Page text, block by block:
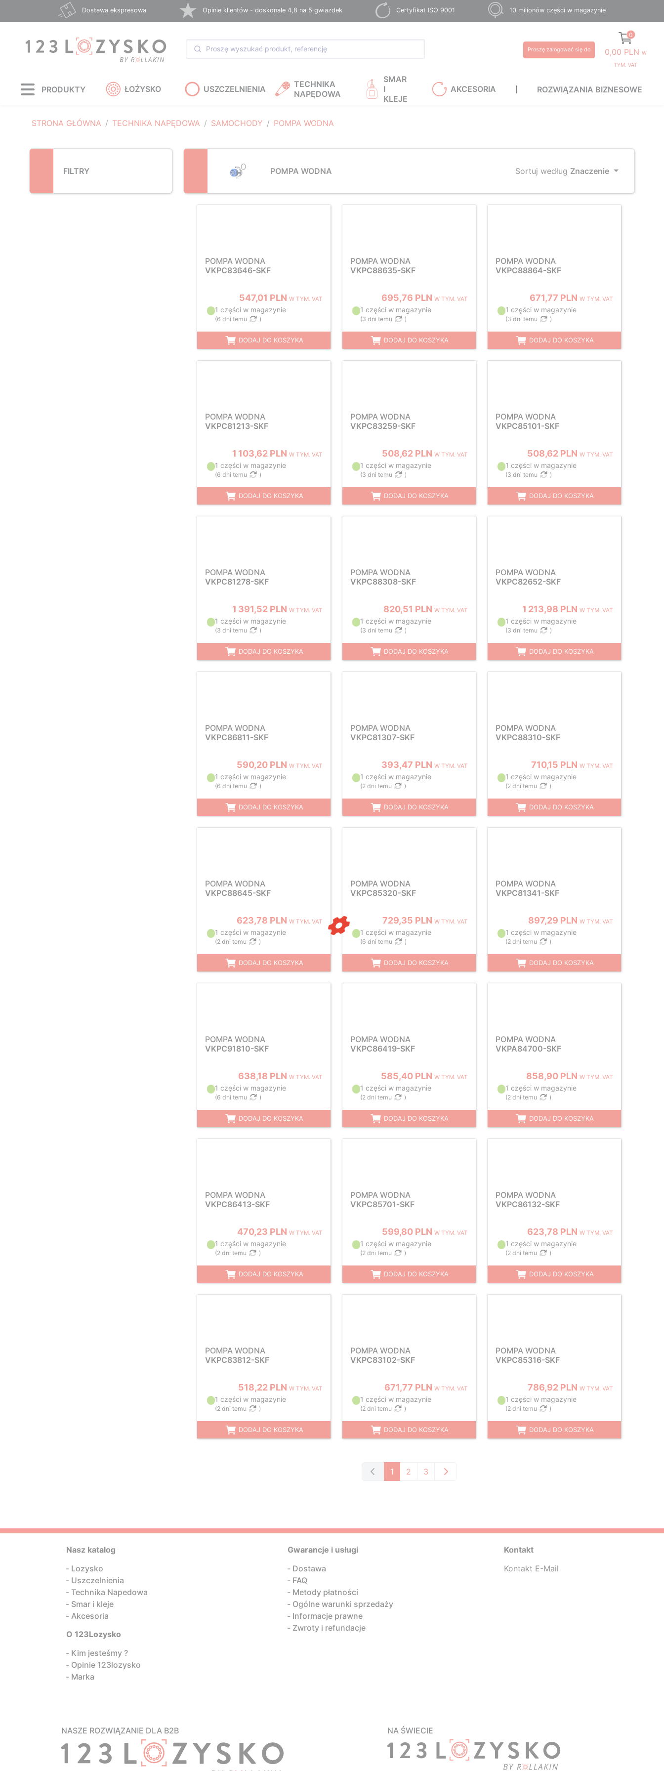
Dostawa ekspresowa Opinie klientów - doskonałe 4,8 na 5 gwiazdek Certyfikat ISO 9001 10 milionów części w magazynie
Proszę zalogować się do
0
0,00 PLN W
TYM. VAT
PRODUKTY ŁOŻYSKO USZCZELNIENIA
TECHNIKA
NAPĘDOWA
SMAR
I
KLEJE
AKCESORIA ROZWIĄZANIA BIZNESOWE
STRONA GŁÓWNA TECHNIKA NAPĘDOWA SAMOCHODY POMPA WODNA
FILTRY POMPA WODNA Sortuj według Znaczenie
POMPA WODNA
VKPC83646-SKF
547,01 PLN W TYM. VAT
1 części w magazynie
(6 dni temu )
DODAJ DO KOSZYKA
POMPA WODNA
VKPC88635-SKF
695,76 PLN W TYM. VAT
1 części w magazynie
(3 dni temu )
DODAJ DO KOSZYKA
POMPA WODNA
VKPC88864-SKF
671,77 PLN W TYM. VAT
1 części w magazynie
(3 dni temu )
DODAJ DO KOSZYKA
POMPA WODNA
VKPC81213-SKF
1 103,62 PLN W TYM. VAT
1 części w magazynie
(6 dni temu )
DODAJ DO KOSZYKA
POMPA WODNA
VKPC83259-SKF
508,62 PLN W TYM. VAT
1 części w magazynie
(3 dni temu )
DODAJ DO KOSZYKA
POMPA WODNA
VKPC85101-SKF
508,62 PLN W TYM. VAT
1 części w magazynie
(3 dni temu )
DODAJ DO KOSZYKA
POMPA WODNA
VKPC81278-SKF
1 391,52 PLN W TYM. VAT
1 części w magazynie
(3 dni temu )
DODAJ DO KOSZYKA
POMPA WODNA
VKPC88308-SKF
820,51 PLN W TYM. VAT
1 części w magazynie
(3 dni temu )
DODAJ DO KOSZYKA
POMPA WODNA
VKPC82652-SKF
1 213,98 PLN W TYM. VAT
1 części w magazynie
(3 dni temu )
DODAJ DO KOSZYKA
POMPA WODNA
VKPC86811-SKF
590,20 PLN W TYM. VAT
1 części w magazynie
(6 dni temu )
DODAJ DO KOSZYKA
POMPA WODNA
VKPC81307-SKF
393,47 PLN W TYM. VAT
1 części w magazynie
(2 dni temu )
DODAJ DO KOSZYKA
POMPA WODNA
VKPC88310-SKF
710,15 PLN W TYM. VAT
1 części w magazynie
(2 dni temu )
DODAJ DO KOSZYKA
POMPA WODNA
VKPC88645-SKF
623,78 PLN W TYM. VAT
1 części w magazynie
(2 dni temu )
DODAJ DO KOSZYKA
POMPA WODNA
VKPC85320-SKF
729,35 PLN W TYM. VAT
1 części w magazynie
(6 dni temu )
DODAJ DO KOSZYKA
POMPA WODNA
VKPC81341-SKF
897,29 PLN W TYM. VAT
1 części w magazynie
(2 dni temu )
DODAJ DO KOSZYKA
POMPA WODNA
VKPC91810-SKF
638,18 PLN W TYM. VAT
1 części w magazynie
(6 dni temu )
DODAJ DO KOSZYKA
POMPA WODNA
VKPC86419-SKF
585,40 PLN W TYM. VAT
1 części w magazynie
(2 dni temu )
DODAJ DO KOSZYKA
POMPA WODNA
VKPA84700-SKF
858,90 PLN W TYM. VAT
1 części w magazynie
(2 dni temu )
DODAJ DO KOSZYKA
POMPA WODNA
VKPC86413-SKF
470,23 PLN W TYM. VAT
1 części w magazynie
(2 dni temu )
DODAJ DO KOSZYKA
POMPA WODNA
VKPC85701-SKF
599,80 PLN W TYM. VAT
1 części w magazynie
(2 dni temu )
DODAJ DO KOSZYKA
POMPA WODNA
VKPC86132-SKF
623,78 PLN W TYM. VAT
1 części w magazynie
(2 dni temu )
DODAJ DO KOSZYKA
POMPA WODNA
VKPC83812-SKF
518,22 PLN W TYM. VAT
1 części w magazynie
(2 dni temu )
DODAJ DO KOSZYKA
POMPA WODNA
VKPC83102-SKF
671,77 PLN W TYM. VAT
1 części w magazynie
(2 dni temu )
DODAJ DO KOSZYKA
POMPA WODNA
VKPC85316-SKF
786,92 PLN W TYM. VAT
1 części w magazynie
(2 dni temu )
DODAJ DO KOSZYKA
1 2 3
NASZE ROZWIĄZANIE DLA B2B
Nasz katalog
Lozysko
Uszczelnienia
Technika Napedowa
Smar i kleje
Akcesoria
O 123Lozysko
Kim jesteśmy ?
Opinie 123lozysko
Marka
Gwarancje i usługi
Dostawa
FAQ
Metody płatności
Ogólne warunki sprzedaży
Informacje prawne
Zwroty i refundacje
Kontakt
Kontakt E-Mail
NA ŚWIECIE